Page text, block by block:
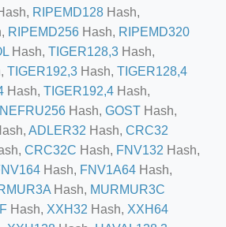
RIPEMD128 Hash,
RIPEMD256 Hash, RIPEMD320
Hash, TIGER128,3 Hash,
TIGER192,3 Hash, TIGER128,4
Hash, TIGER192,4 Hash,
Hash, GOST Hash,
ADLER32 Hash, CRC32
CRC32C Hash, FNV132 Hash,
Hash, FNV1A64 Hash,
Hash, MURMUR3C
Hash, XXH32 Hash, XXH64